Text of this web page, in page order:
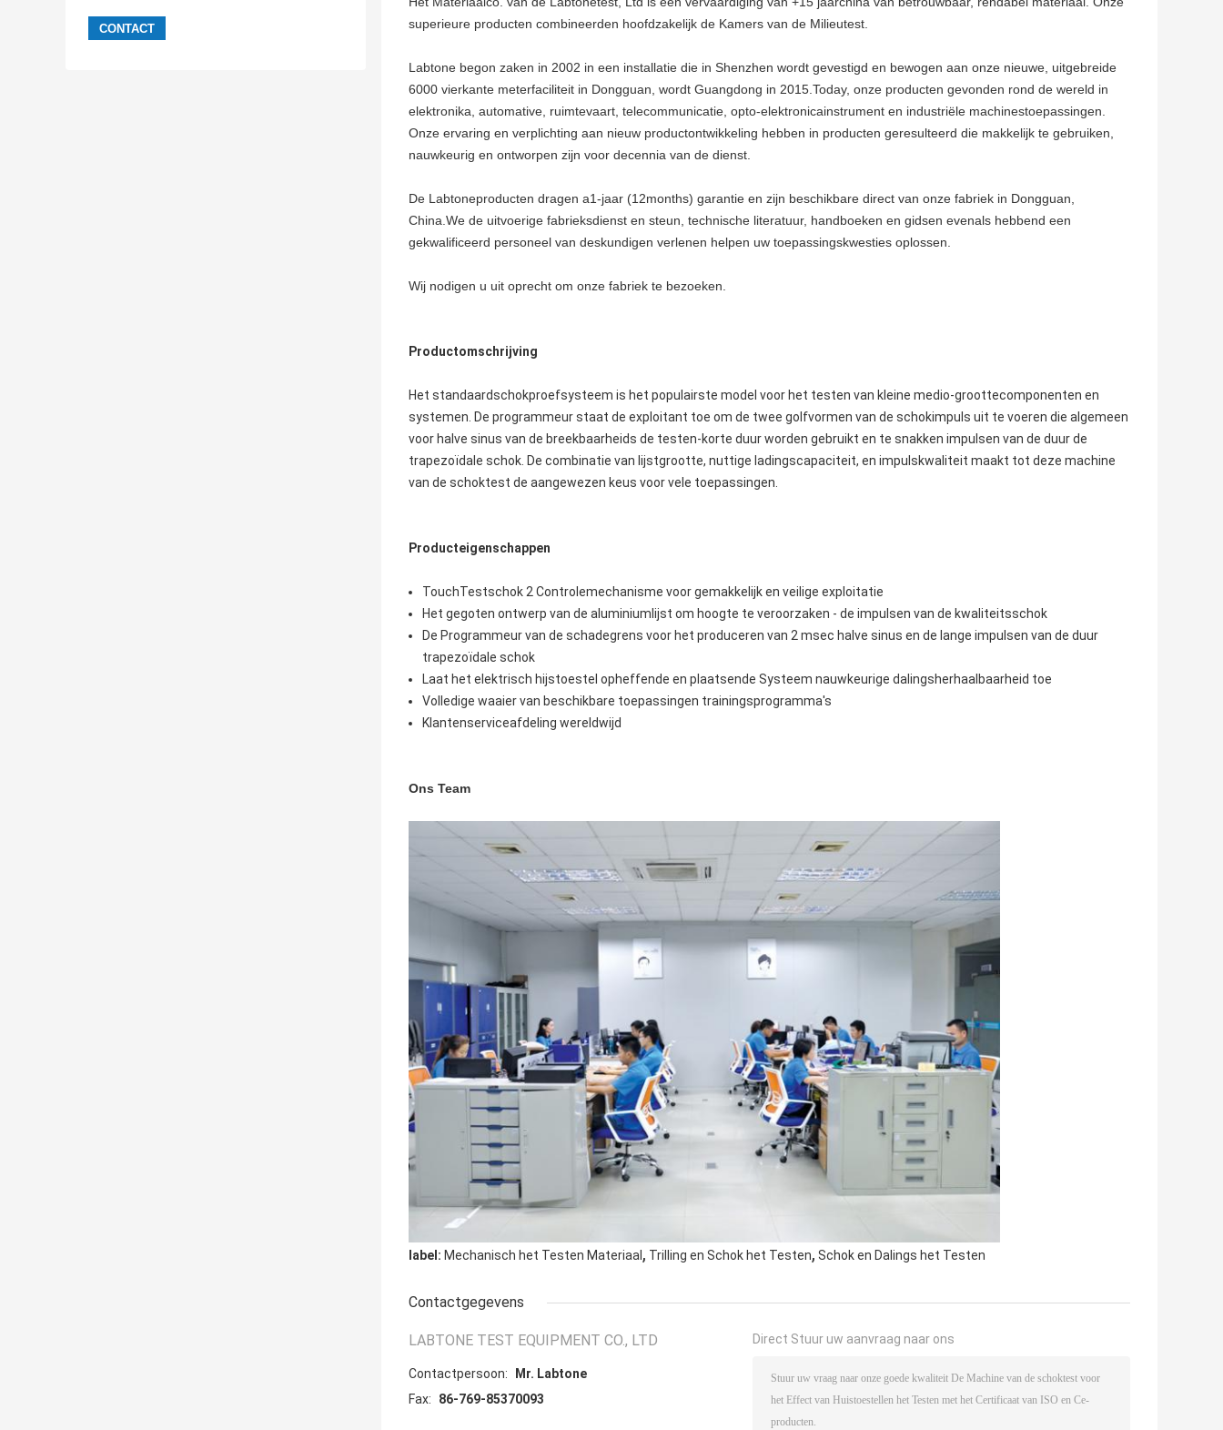
superieure producten combineerden hoofdzakelijk de Kamers van de Milieutest.
Labtone begon zaken in 2002 in een installatie die in Shenzhen wordt gevestigd en bewogen aan onze nieuwe, uitgebreide
6000 vierkante meterfaciliteit in Dongguan, wordt Guangdong in 2015.Today, onze producten gevonden rond de wereld in
elektronika, automative, ruimtevaart, telecommunicatie, opto-elektronicainstrument en industriële machinestoepassingen.
Onze ervaring en verplichting aan nieuw productontwikkeling hebben in producten geresulteerd die makkelijk te gebruiken,
nauwkeurig en ontworpen zijn voor decennia van de dienst.
De Labtoneproducten dragen a1-jaar (12months) garantie en zijn beschikbare direct van onze fabriek in Dongguan,
China.We de uitvoerige fabrieksdienst en steun, technische literatuur, handboeken en gidsen evenals hebbend een
gekwalificeerd personeel van deskundigen verlenen helpen uw toepassingskwesties oplossen.
Wij nodigen u uit oprecht om onze fabriek te bezoeken.
Productomschrijving
Het standaardschokproefsysteem is het populairste model voor het testen van kleine medio-groottecomponenten en
systemen. De programmeur staat de exploitant toe om de twee golfvormen van de schokimpuls uit te voeren die algemeen
voor halve sinus van de breekbaarheids de testen-korte duur worden gebruikt en te snakken impulsen van de duur de
trapezoïdale schok. De combinatie van lijstgrootte, nuttige ladingscapaciteit, en impulskwaliteit maakt tot deze machine
van de schoktest de aangewezen keus voor vele toepassingen.
Producteigenschappen
TouchTestschok 2 Controlemechanisme voor gemakkelijk en veilige exploitatie
Het gegoten ontwerp van de aluminiumlijst om hoogte te veroorzaken - de impulsen van de kwaliteitsschok
De Programmeur van de schadegrens voor het produceren van 2 msec halve sinus en de lange impulsen van de duur
trapezoïdale schok
Laat het elektrisch hijstoestel opheffende en plaatsende Systeem nauwkeurige dalingsherhaalbaarheid toe
Volledige waaier van beschikbare toepassingen trainingsprogramma's
Klantenserviceafdeling wereldwijd
Ons Team
label: Mechanisch het Testen Materiaal , Trilling en Schok het Testen, Schok en Dalings het Testen
Contactgegevens
LABTONE TEST EQUIPMENT CO., LTD
Contactpersoon:
Mr. Labtone
Fax:
86-769-85370093
Direct Stuur uw aanvraag naar ons